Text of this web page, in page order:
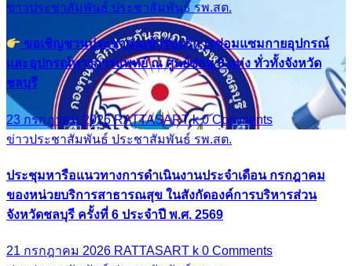
ข่าวประชาสัมพันธ์ ประชาสัมพันธ์ รพ.สต.
ขอเชิญชวนประชาชนเข้ารับบริการซ่อมแซมกายอุปกรณ์
และอุปกรณ์ทางการแพทย์ ณ ศูนย์ซ่อม 8 แห่ง ทั่วทั้งจังหวัด
ชลบุรี
23 กรกฎาคม 2026RATTASART k0 Comments
ข่าวประชาสัมพันธ์ ประชาสัมพันธ์ รพ.สต.
ประชุมหารือแนวทางการดำเนินงานประจำเดือน กรกฎาคม
ของหน่วยบริการสาธารณสุข ในสังกัดองค์การบริหารส่วน
จังหวัดชลบุรี ครั้งที่ 6 ประจำปี พ.ศ. 2569
21 กรกฎาคม 2026 RATTASART k 0 Comments